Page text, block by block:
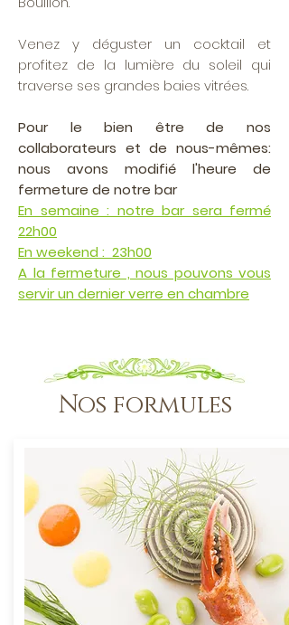
Venez y déguster un cocktail et
profitez de la lumière du soleil qui
traverse ses grandes baies vitrées.
Pour le bien être de nos
collaborateurs et de nous-mêmes:
nous avons modifié l'heure de
fermeture de notre bar
En semaine : notre bar sera fermé
22h00
En weekend : 23h00
A la fermeture , nous pouvons vous
servir un dernier verre en chambre
Nos formules